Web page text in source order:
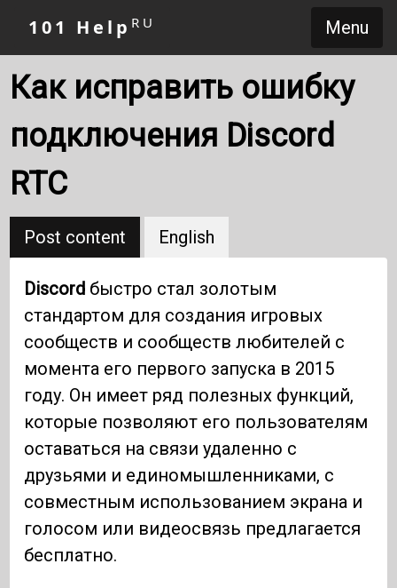
Menu
101 Help RU
Как исправить ошибку
подключения Discord
RTC
Post content English
Discord быстро стал золотым
стандартом для создания игровых
сообществ и сообществ любителей с
момента его первого запуска в 2015
году. Он имеет ряд полезных функций,
которые позволяют его пользователям
оставаться на связи удаленно с
друзьями и единомышленниками, с
совместным использованием экрана и
голосом или видеосвязь предлагается
бесплатно.